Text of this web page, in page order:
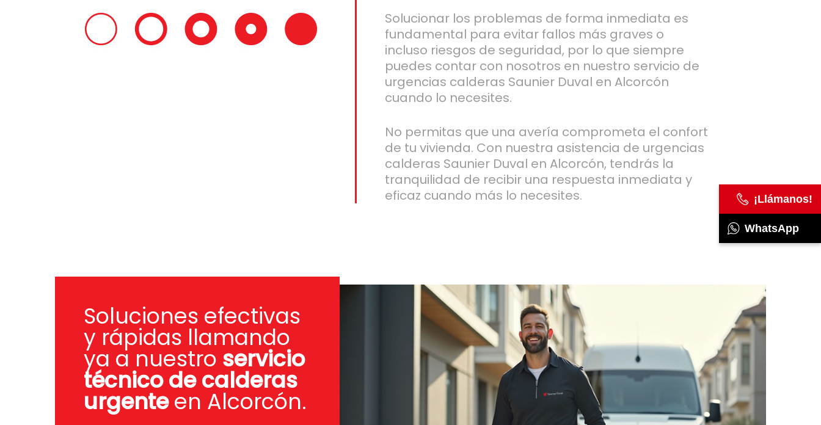
Solucionar los problemas de forma inmediata es
fundamental para evitar fallos más graves o
incluso riesgos de seguridad, por lo que siempre
puedes contar con nosotros en nuestro servicio de
urgencias calderas Saunier Duval en Alcorcón
cuando lo necesites.
No permitas que una avería comprometa el confort
de tu vivienda. Con nuestra asistencia de urgencias
calderas Saunier Duval en Alcorcón, tendrás la
tranquilidad de recibir una respuesta inmediata y
eficaz cuando más lo necesites.
Soluciones efectivas
y rápidas llamando
ya a nuestro servicio
técnico de calderas
urgenteen Alcorcón.
¡Llámanos!
WhatsApp